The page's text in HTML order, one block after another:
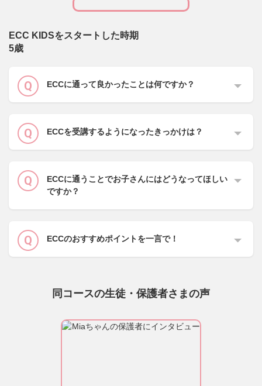
ECC KIDSをスタートした時期
5歳
ECCに通って良かったことは何ですか？
ECCを受講するようになったきっかけは？
ECCに通うことでお子さんにはどうなってほしい
ですか？
ECCのおすすめポイントを一言で！
同コースの生徒・保護者さまの声